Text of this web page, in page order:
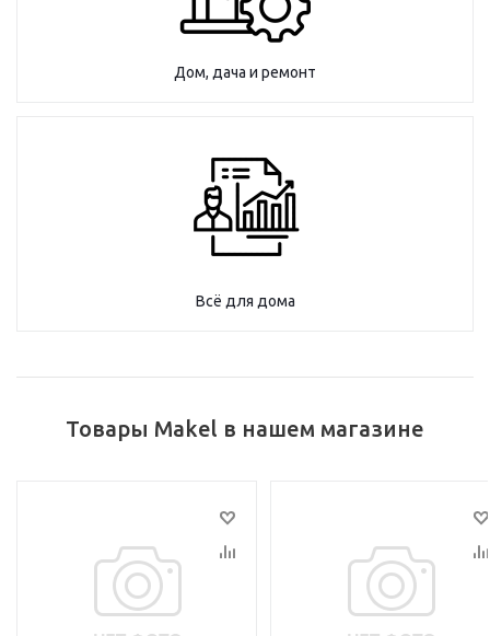
Дом, дача и ремонт
Всё для дома
Товары Makel в нашем магазине